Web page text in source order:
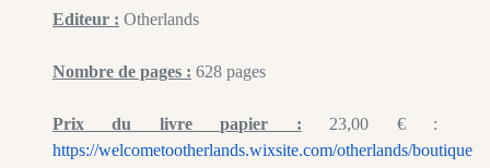
Editeur : Otherlands
Nombre de pages : 628 pages
Prix du livre papier : 23,00 € :
https://welcometootherlands.wixsite.com/otherlands/boutique